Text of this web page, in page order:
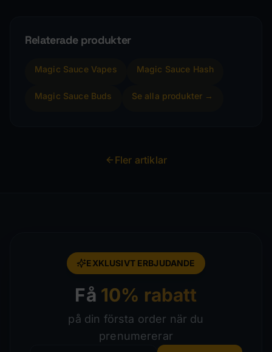
Relaterade produkter
Magic Sauce Vapes Magic Sauce Hash
Magic Sauce Buds Se alla produkter →
Fler artiklar
EXKLUSIVT ERBJUDANDE
Få 10% rabatt
på din första order när du
prenumererar